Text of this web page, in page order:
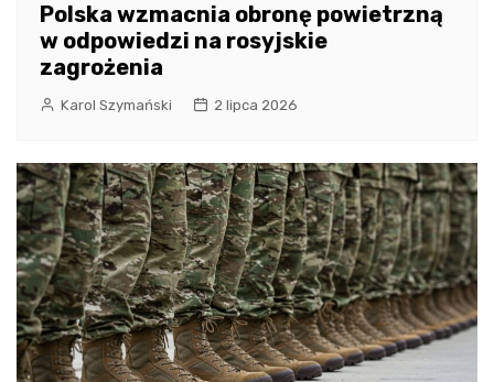
Polska wzmacnia obronę powietrzną
w odpowiedzi na rosyjskie
zagrożenia
Karol Szymański 2 lipca 2026